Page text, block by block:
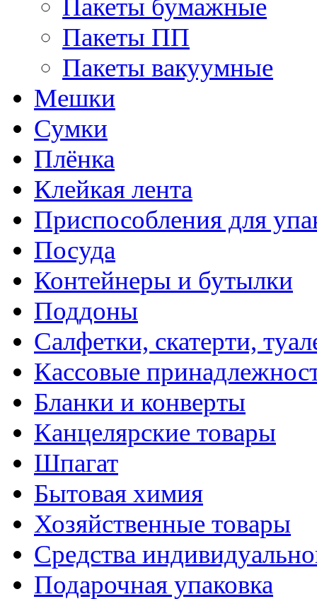
Пакеты бумажные
Пакеты ПП
Пакеты вакуумные
Мешки
Сумки
Плёнка
Клейкая лента
Приспособления для
Посуда
Контейнеры и бутылки
Поддоны
Салфетки, скатерти,
Кассовые
Бланки и конверты
Канцелярские товары
Шпагат
Бытовая химия
Хозяйственные товары
Средства
Подарочная упаковка